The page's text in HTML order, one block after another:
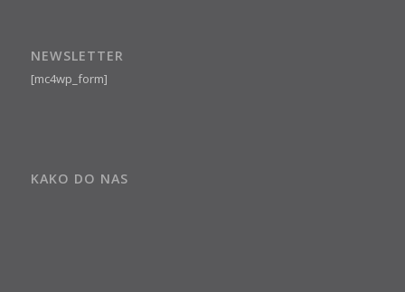
NEWSLETTER
[mc4wp_form]
KAKO DO NAS